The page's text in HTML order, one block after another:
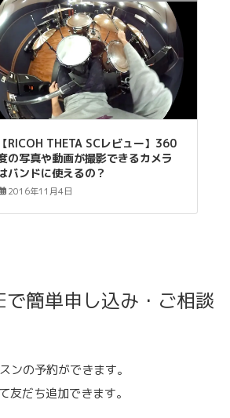
【RICOH THETA SCレビュー】360
の写真や動画が撮影できるカメラ
バンドに使えるの？
2016年11月4日
で簡単申し込み・ご相談
ンの予約ができます。
だち追加できます。